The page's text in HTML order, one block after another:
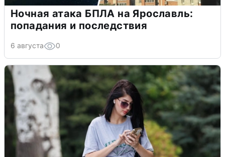
Ночная атака БПЛА на Ярославль:
попадания и последствия
6 августа 0